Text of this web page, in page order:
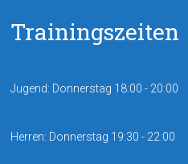
Trainingszeiten
Jugend: Donnerstag 18:00 - 20:00
Herren: Donnerstag 19:30 - 22:00